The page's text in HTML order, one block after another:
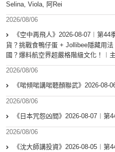
Selina, Viola, 阿Rei
2026/08/06
《空中再飛人》2026-08-07︱第
貨？挑戰食鴨仔蛋 + Jollibee隱藏用
國？爆料航空界超嚴格階級文化！︱
2026/08/06
《啱傾啱講啱聽顏聯武》2026-08-
2026/08/06
《日本咒怨凶間》2026-08-07︱第
2026/08/06
《沈大師講投資》2026-08-05︱